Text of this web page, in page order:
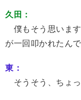
久田：
僕もそう思いま
が一回叩かれたんで
東：
そうそう、ちょっ